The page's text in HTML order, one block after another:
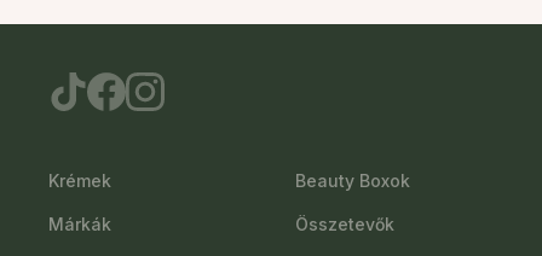
Krémek
Márkák
Beauty Boxok
Összetevők